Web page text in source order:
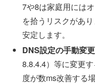
7や8は家庭用には
を拾うリスクがあ
安定します。
DNS設定の手動変更
8.8.4.4）等に変更
度が数ms改善する